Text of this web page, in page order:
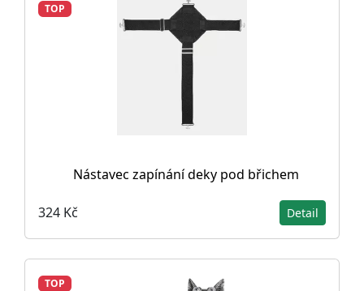
TOP
Nástavec zapínání deky pod břichem
324 Kč Detail
TOP